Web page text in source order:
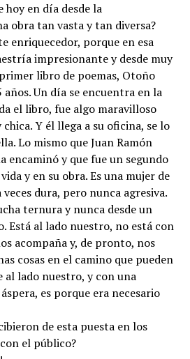
hoy en día desde la
obra tan vasta y tan diversa?
enriquecedor, porque en esa
impresionante y desde muy
libro de poemas, Otoño
Un día se encuentra en la
el libro, fue algo maravilloso
Y él llega a su oficina, se lo
Lo mismo que Juan Ramón
encaminó y que fue un segundo
y en su obra. Es una mujer de
dura, pero nunca agresiva.
ternura y nunca desde un
Está al lado nuestro, no está con
acompaña y, de pronto, nos
cosas en el camino que pueden
al lado nuestro, y con una
es porque era necesario
de esta puesta en los
el público?